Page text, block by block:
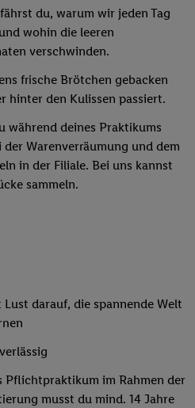
du, warum wir jeden Tag
wohin die leeren
verschwinden.
frische Brötchen gebacken
hinter den Kulissen passiert.
während deines Praktikums
der Warenverräumung und dem
in der Filiale. Bei uns kannst
sammeln.
darauf, die spannende Welt
Pflichtpraktikum im Rahmen der
musst du mind. 14 Jahre